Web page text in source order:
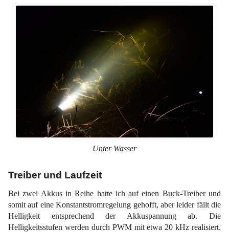
Unter Wasser
Treiber und Laufzeit
Bei zwei Akkus in Reihe hatte ich auf einen Buck-Treiber und
somit auf eine Konstantstromregelung gehofft, aber leider fällt die
Helligkeit entsprechend der Akkuspannung ab. Die
Helligkeitsstufen werden durch PWM mit etwa 20 kHz realisiert.